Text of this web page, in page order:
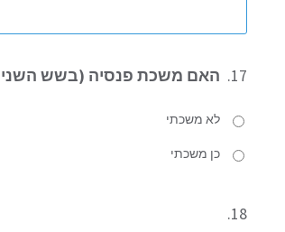
17. האם משכת פנסיה (בשש השנים
לא משכתי
כן משכתי
18.